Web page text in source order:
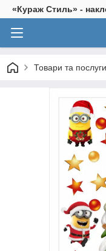
«Кураж Стиль» -
Товари та послуги